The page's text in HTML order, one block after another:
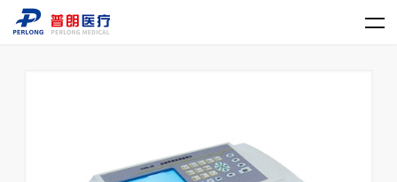
LD.COM